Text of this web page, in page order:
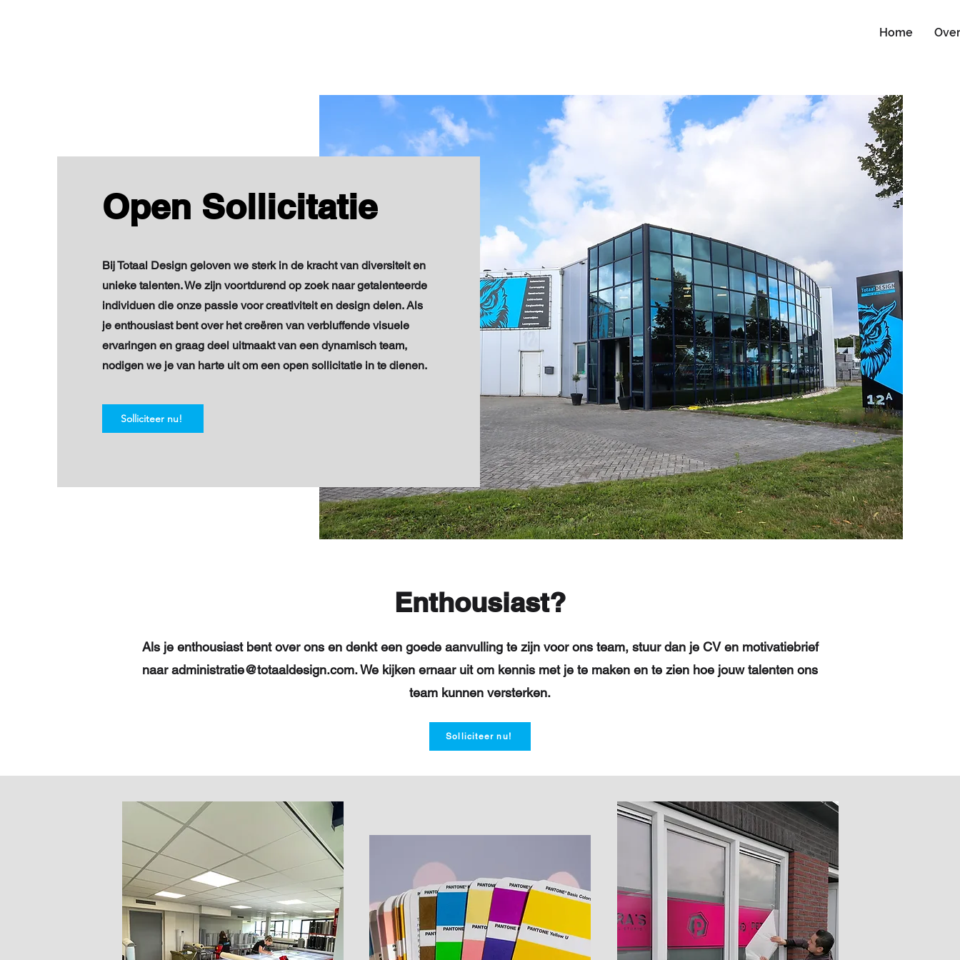
Home Over
Open Sollicitatie
Bij Totaal Design geloven we sterk in de kracht van diversiteit en
unieke talenten. We zijn voortdurend op zoek naar getalenteerde
individuen die onze passie voor creativiteit en design delen. Als
je enthousiast bent over het creëren van verbluffende visuele
ervaringen en graag deel uitmaakt van een dynamisch team,
nodigen we je van harte uit om een open sollicitatie in te dienen.
Solliciteer nu!
Enthousiast?
Als je enthousiast bent over ons en denkt een goede aanvulling te zijn voor ons team, stuur dan je CV en motivatiebrief
naaradministratie@totaaldesign.com. We kijken ernaar uit om kennis met je te maken en te zien hoe jouw talenten ons
team kunnen versterken.
Solliciteer nu!